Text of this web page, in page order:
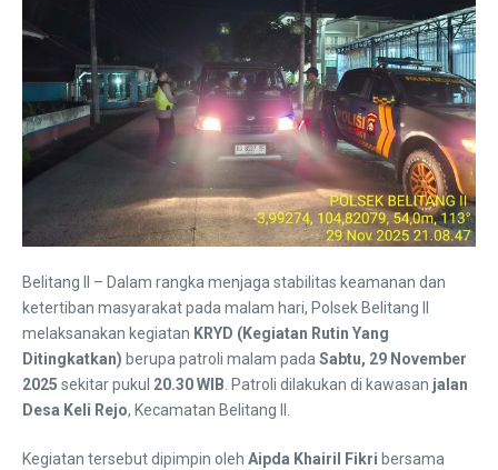
Belitang II – Dalam rangka menjaga stabilitas keamanan dan
ketertiban masyarakat pada malam hari, Polsek Belitang II
melaksanakan kegiatan KRYD (Kegiatan Rutin Yang
Ditingkatkan) berupa patroli malam pada Sabtu, 29 November
2025 sekitar pukul 20.30 WIB . Patroli dilakukan di kawasan jalan
Desa Keli Rejo, Kecamatan Belitang II.
Kegiatan tersebut dipimpin oleh Aipda Khairil Fikri bersama